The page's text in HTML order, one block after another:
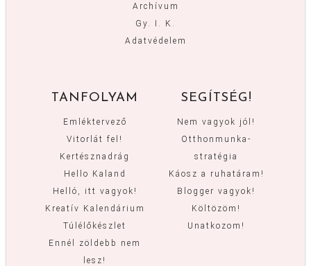
Archívum
Gy. I. K.
Adatvédelem
TANFOLYAM
Emléktervező
Vitorlát fel!
Kertésznadrág
Hello Kaland
Helló, itt vagyok!
Kreatív Kalendárium
Túlélőkészlet
Ennél zöldebb nem
lesz!
SEGÍTSÉG!
Nem vagyok jól!
Otthonmunka-
stratégia
Káosz a ruhatáram!
Blogger vagyok!
Költözöm!
Unatkozom!